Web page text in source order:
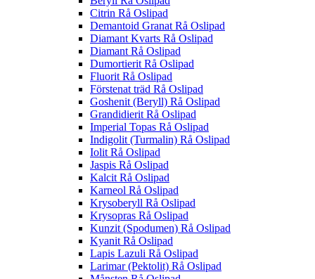
Citrin Rå Oslipad
Demantoid Granat Rå Oslipad
Diamant Kvarts Rå Oslipad
Diamant Rå Oslipad
Dumortierit Rå Oslipad
Fluorit Rå Oslipad
Förstenat träd Rå Oslipad
Goshenit (Beryll) Rå Oslipad
Grandidierit Rå Oslipad
Imperial Topas Rå Oslipad
Indigolit (Turmalin) Rå Oslipad
Iolit Rå Oslipad
Jaspis Rå Oslipad
Kalcit Rå Oslipad
Karneol Rå Oslipad
Krysoberyll Rå Oslipad
Krysopras Rå Oslipad
Kunzit (Spodumen) Rå Oslipad
Kyanit Rå Oslipad
Lapis Lazuli Rå Oslipad
Larimar (Pektolit) Rå Oslipad